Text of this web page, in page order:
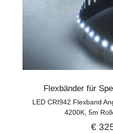
Flexbänder für
LED CRI942 Flexband
4200K, 5m
€